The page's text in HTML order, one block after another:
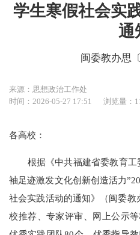
学生寒假社会实
通
闽委教办思
来源：思想政治工作处
时间：2026-05-27 17:51
浏览量：
各高校：
根据《中共福建省委教育工
袖足迹激发文化创新创造活力
社会实践活动的通知》（闽委教
校推荐、专家评审、网上公示